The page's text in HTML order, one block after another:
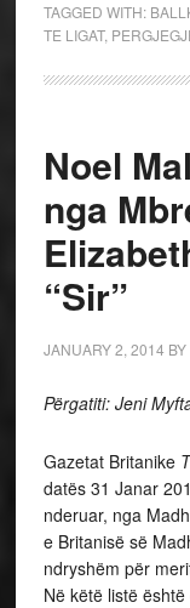
TAGGED WITH:
TE LIGAT,
Noel
nga
“Sir”
JANUARY 2, 2014 BY
Përgatiti: Jeni
Gazetat Britanike
datës 31 Janar
nderuar, nga
e Britanisë së
ndryshëm për
Në këtë listë